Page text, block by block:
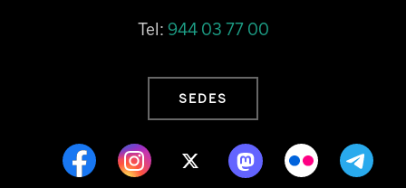
Tel: 944 03 77 00
SEDES